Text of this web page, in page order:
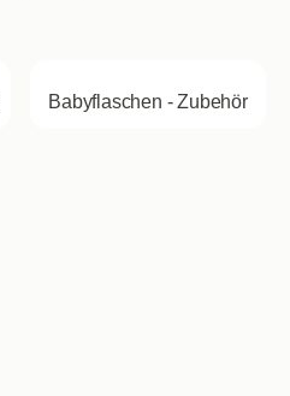
Babyflaschen - Zubehör